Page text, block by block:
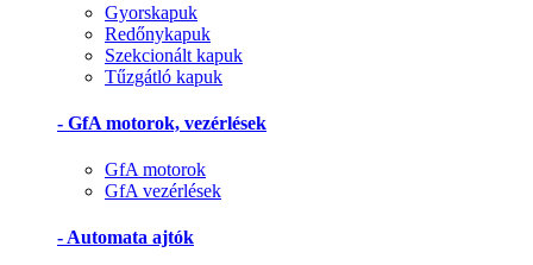
Gyorskapuk
Redőnykapuk
Szekcionált kapuk
Tűzgátló kapuk
- GfA motorok, vezérlések
GfA motorok
GfA vezérlések
- Automata ajtók